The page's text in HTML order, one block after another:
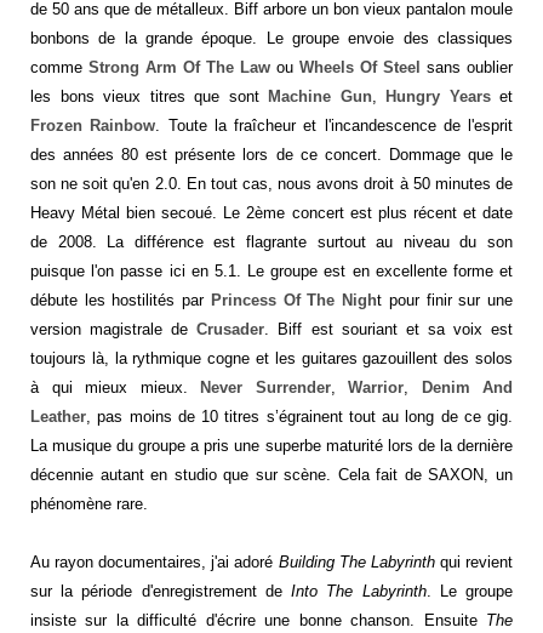
de 50 ans que de métalleux. Biff arbore un bon vieux pantalon moule
bonbons de la grande époque. Le groupe envoie des classiques
comme Strong Arm Of The Law ou Wheels Of Steel sans oublier
les bons vieux titres que sont Machine Gun, Hungry Yearset
Frozen Rainbow . Toute la fraîcheur et l'incandescence de l'esprit
des années 80 est présente lors de ce concert. Dommage que le
son ne soit qu'en 2.0. En tout cas, nous avons droit à 50 minutes de
Heavy Métal bien secoué. Le 2ème concert est plus récent et date
de 2008. La différence est flagrante surtout au niveau du son
puisque l'on passe ici en 5.1. Le groupe est en excellente forme et
débute les hostilités par Princess Of The Night pour finir sur une
version magistrale deCrusader . Biff est souriant et sa voix est
toujours là, la rythmique cogne et les guitares gazouillent des solos
à qui mieux mieux. Never Surrender, Warrior
Denim And
Leather ,pas moins de 10 titres s’égrainent tout au long de ce gig.
La musique du groupe a pris une superbe maturité lors de la dernière
décennie autant en studio que sur scène. Cela fait de SAXON, un
phénomène rare.
Au rayon documentaires, j'ai adoré Building The Labyrinth qui revient
sur la période d'enregistrement deInto The Labyrinth. Le groupe
insiste sur la difficulté d'écrire une bonne chanson. Ensuite The